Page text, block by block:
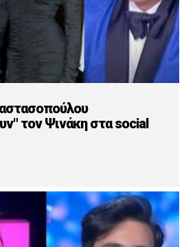
τον Ψινάκη στα social